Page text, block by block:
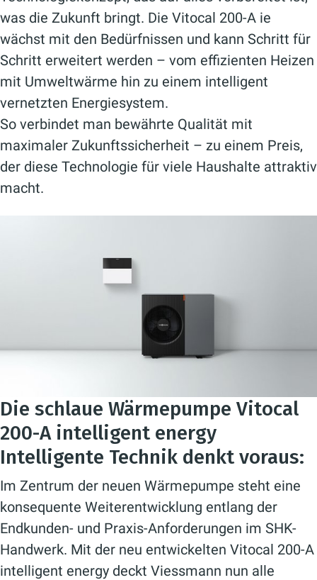
was die Zukunft bringt. Die Vitocal 200-A ie
wächst mit den Bedürfnissen und kann Schritt für
Schritt erweitert werden – vom effizienten Heizen
mit Umweltwärme hin zu einem intelligent
vernetzten Energiesystem.
So verbindet man bewährte Qualität mit
maximaler Zukunftssicherheit – zu einem Preis,
der diese Technologie für viele Haushalte attraktiv
macht.
Die schlaue Wärmepumpe Vitocal
200-A intelligent energy
Intelligente Technik denkt voraus:
Im Zentrum der neuen Wärmepumpe steht eine
konsequente Weiterentwicklung entlang der
Endkunden- und Praxis-Anforderungen im SHK-
Handwerk. Mit der neu entwickelten Vitocal 200-A
intelligent energy deckt Viessmann nun alle